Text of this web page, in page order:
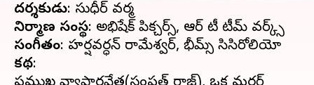
దర్శకుడు
నిర్మాణ సంస్థ
సంగీతం
కథ: